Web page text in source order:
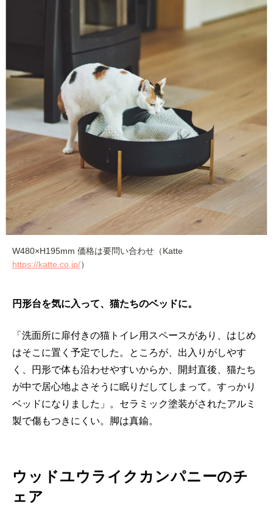
W480×H195mm 価格は要問い合わせ（Katte
https://katte.co.jp/）
円形台を気に入って、猫たちのベッドに。
「洗面所に扉付きの猫トイレ用スペースがあり、はじめ
はそこに置く予定でした。ところが、出入りがしやす
く、円形で体も沿わせやすいからか、開封直後、猫たち
が中で居心地よさそうに眠りだしてしまって。すっかり
ベッドになりました」。セラミック塗装がされたアルミ
製で傷もつきにくい。脚は真鍮。
ウッドユウライクカンパニーのチ
ェア